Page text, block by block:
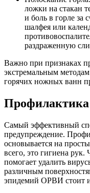
ложки на стакан
и боль в горле за
шалфея или
раздраженную
Важно при признаках
экстремальным
горячих ножных ванн
Самый эффективный
предупреждение.
основывается на
всего, это гигиена
помогает удалить
различным
эпидемий ОРВИ стоит